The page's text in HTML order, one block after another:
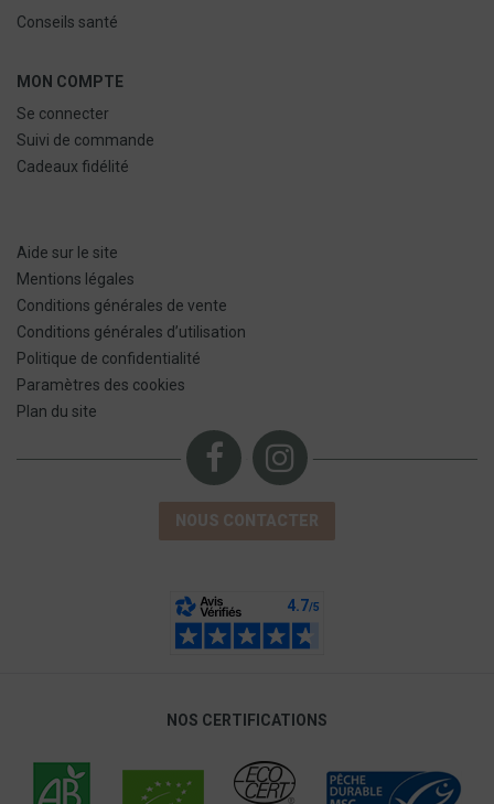
Conseils santé
MON COMPTE
Se connecter
Suivi de commande
Cadeaux fidélité
Aide sur le site
Mentions légales
Conditions générales de vente
Conditions générales d’utilisation
Politique de confidentialité
Paramètres des cookies
Plan du site
NOUS CONTACTER
NOS CERTIFICATIONS